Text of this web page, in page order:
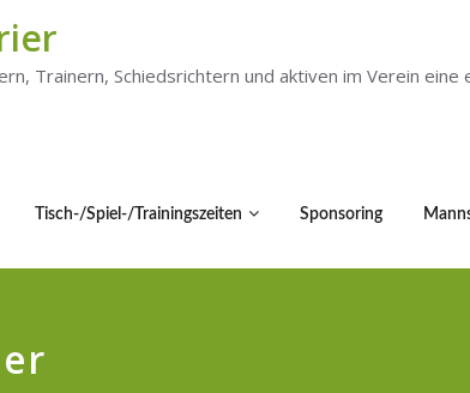
Trainern, Schiedsrichtern und aktiven im Verein
Tisch-/Spiel-/Trainingszeiten Sponsoring